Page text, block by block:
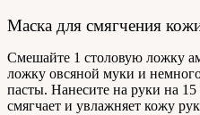
Маска для смягчения
Смешайте 1 столовую ложку
ложку овсяной муки и
пасты. Нанесите на руки на
смягчает и увлажняет кожу